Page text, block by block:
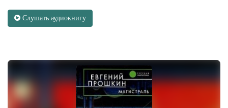
Слушать аудиокнигу